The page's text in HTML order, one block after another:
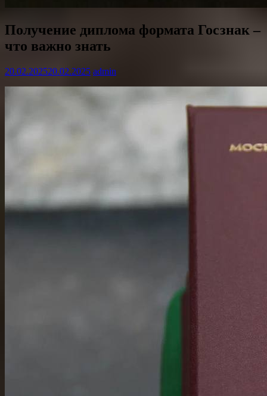
Получение диплома формата Госзнак –
что важно знать
20.02.202520.02.2025 admin